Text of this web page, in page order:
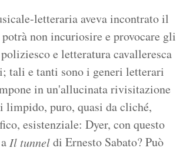
letteraria aveva incontrato il
non incuriosire e provocare gli
e letteratura cavalleresca
tali e tanti sono i generi letterari
in un'allucinata rivisitazione
limpido, puro, quasi da cliché,
esistenziale: Dyer, con questo
Il tunneldi Ernesto Sabato? Può